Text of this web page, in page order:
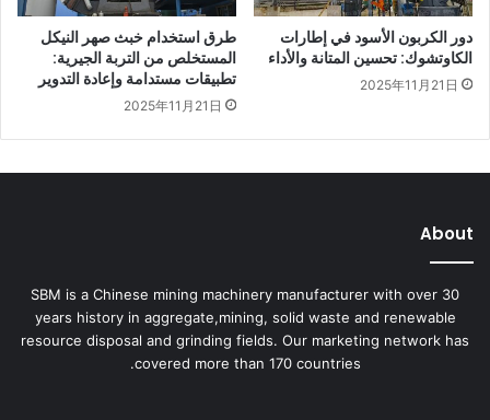
دور الكربون الأسود في إطارات
الكاوتشوك: تحسين المتانة والأداء
2025年11月21日
طرق استخدام خبث صهر النيكل
المستخلص من التربة الجيرية:
تطبيقات مستدامة وإعادة التدوير
2025年11月21日
About
SBM is a Chinese mining machinery manufacturer with over 30
years history in aggregate,mining, solid waste and renewable
resource disposal and grinding fields. Our marketing network has
covered more than 170 countries.